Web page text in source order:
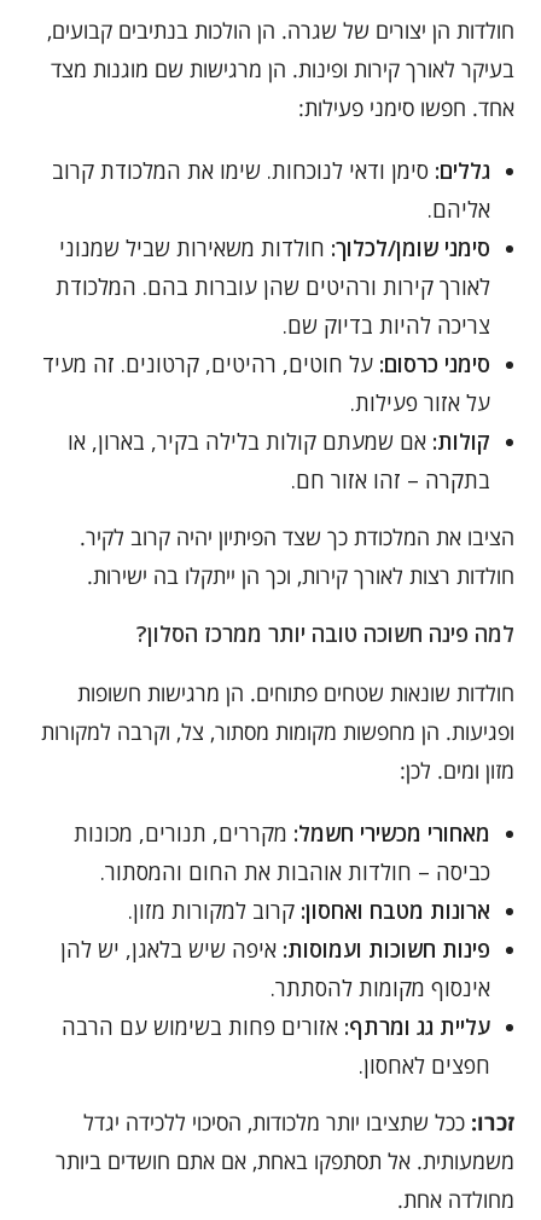
חולדות הן יצורים של שגרה. הן הולכות בנתיבים קבועים,
בעיקר לאורך קירות ופינות. הן מרגישות שם מוגנות מצד
אחד. חפשו סימני פעילות:
גללים: סימן ודאי לנוכחות. שימו את המלכודת קרוב
אליהם.
סימני שומן/לכלוך: חולדות משאירות שביל שמנוני
לאורך קירות ורהיטים שהן עוברות בהם. המלכודת
צריכה להיות בדיוק שם.
סימני כרסום: על חוטים, רהיטים, קרטונים. זה מעיד
על אזור פעילות.
קולות: אם שמעתם קולות בלילה בקיר, בארון, או
בתקרה – זהו אזור חם.
הציבו את המלכודת כך שצד הפיתיון יהיה קרוב לקיר.
חולדות רצות לאורך קירות, וכך הן ייתקלו בה ישירות.
למה פינה חשוכה טובה יותר ממרכז הסלון?
חולדות שונאות שטחים פתוחים. הן מרגישות חשופות
ופגיעות. הן מחפשות מקומות מסתור, צל, וקרבה למקורות
מזון ומים. לכן:
מאחורי מכשירי חשמל: מקררים, תנורים, מכונות
כביסה – חולדות אוהבות את החום והמסתור.
ארונות מטבח ואחסון: קרוב למקורות מזון.
פינות חשוכות ועמוסות: איפה שיש בלאגן, יש להן
אינסוף מקומות להסתתר.
עליית גג ומרתף: אזורים פחות בשימוש עם הרבה
חפצים לאחסון.
זכרו: ככל שתציבו יותר מלכודות, הסיכוי ללכידה יגדל
משמעותית. אל תסתפקו באחת, אם אתם חושדים ביותר
מחולדה אחת.